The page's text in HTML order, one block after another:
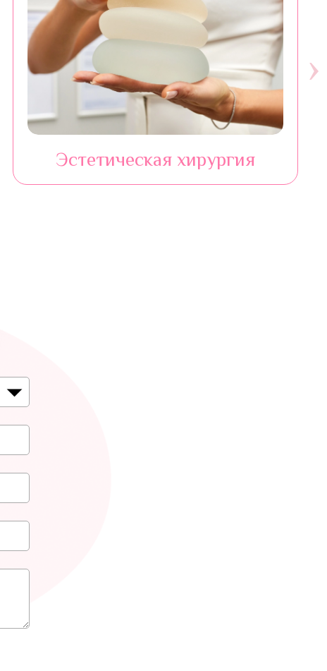
Эстетическая хирургия
›